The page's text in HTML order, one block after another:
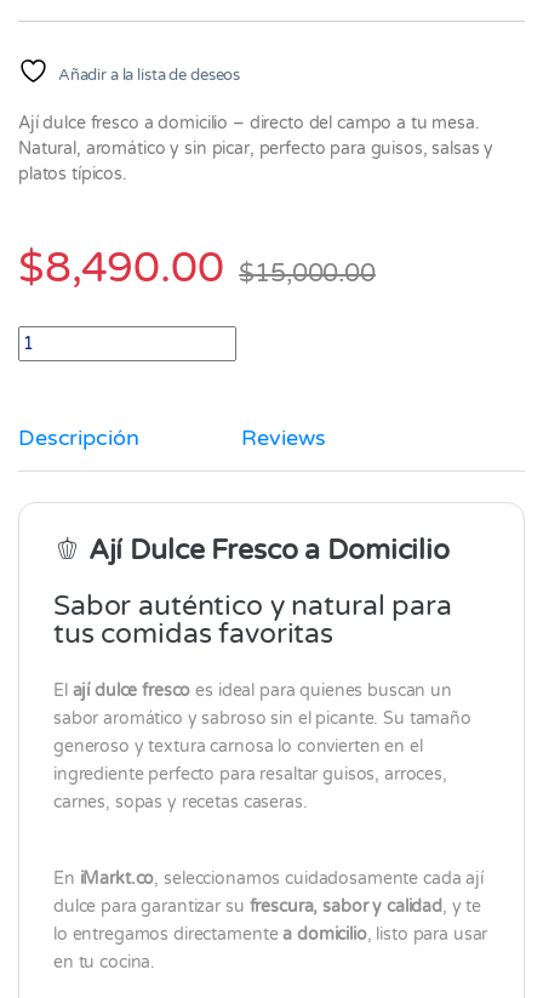
Añadir a la lista de deseos
Ají dulce fresco a domicilio – directo del campo a tu mesa.
Natural, aromático y sin picar, perfecto para guisos, salsas y
platos típicos.
$8,490.00 $15,000.00
Ají dulce fresco x 500 gr quantity
Descripción Reviews
🫑 Ají Dulce Fresco a Domicilio
Sabor auténtico y natural para
tus comidas favoritas
El ají dulce fresco es ideal para quienes buscan un
sabor aromático y sabroso sin el picante. Su tamaño
generoso y textura carnosa lo convierten en el
ingrediente perfecto para resaltar guisos, arroces,
carnes, sopas y recetas caseras.
En iMarkt.co, seleccionamos cuidadosamente cada ají
dulce para garantizar su frescura, sabor y calidad, y te
lo entregamos directamentea domicilio, listo para usar
en tu cocina.